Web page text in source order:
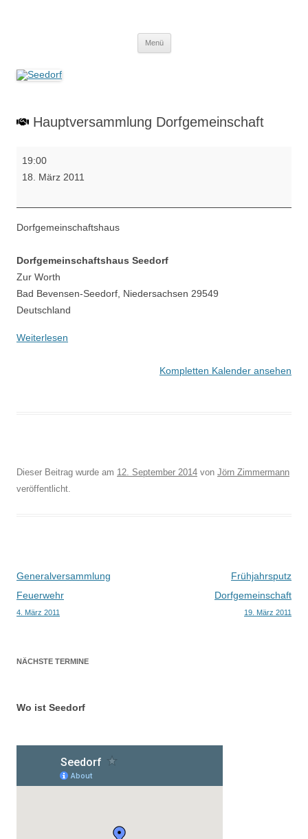
Menü
Hauptversammlung Dorfgemeinschaft
19:00
18. März 2011
Dorfgemeinschaftshaus
Dorfgemeinschaftshaus Seedorf
Zur Worth
Bad Bevensen-Seedorf Niedersachsen 29549
Deutschland
Weiterlesen
Kompletten Kalender ansehen
Dieser Beitrag wurde am 12. September 2014 von Jörn Zimmermann
veröffentlicht.
Beitragsnavigation
Generalversammlung
Feuerwehr
4. März 2011
Frühjahrsputz
Dorfgemeinschaft
19. März 2011
NÄCHSTE TERMINE
Wo ist Seedorf